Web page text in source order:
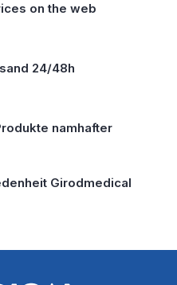
on the web
24/48h
namhafter
Girodmedical